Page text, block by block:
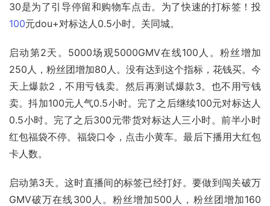
30是为了引导停留和购物车点击。为了快速的打标签！投
100元dou+对标达人0.5小时。关同城。
启动第2天。5000场观5000GMV在线100人。粉丝增加
250人，粉丝团增加80人。没有达到这个指标，花钱买。今
天上爆款2，不用亏钱卖。然后再测试爆款3。也不用亏钱
卖。抖加100元人气0.5小时。完了之后继续100元对标达人
0.5小时。完了之后300元带货对标达人三小时。前半小时
红包福袋不停。福袋口令，点击小黄车。最后下播用大红包
卡人数。
启动第3天。这时直播间的标签已经打好。要做到闯关破万
GMV破万在线300人。粉丝增加500人，粉丝团增加160